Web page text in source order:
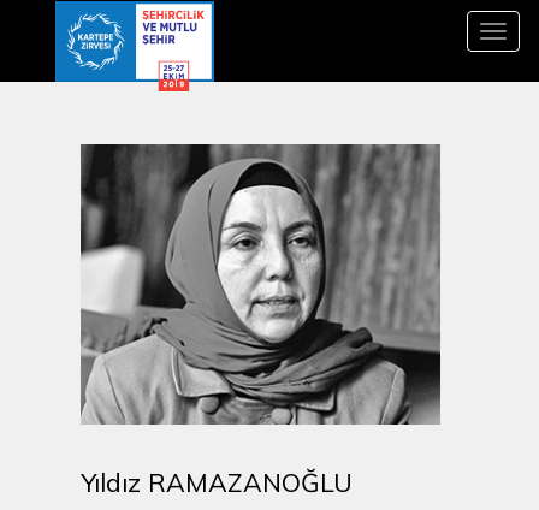
Yıldız RAMAZANOĞLU